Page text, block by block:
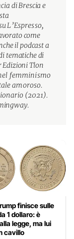
di Brescia e
L’Espresso,
come
il podcast a
tematiche di
Edizioni Tlon
femminismo
amoroso.
(2021).
finisce sulle
1 dollaro: è
legge, ma lui
cavillo